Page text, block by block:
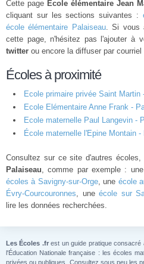
Cette page Ecole élémentaire Jean
cliquant sur les sections suivantes :
école élémentaire Palaiseau. Si vous
cette page, n'hésitez pas l'ajouter à
twitter ou encore la diffuser par
Écoles à proximité
Ecole primaire privée Saint Martin
Ecole Elémentaire Anne Frank -
Ecole maternelle Paul Langevin -
École maternelle l'Epine Montain -
Consultez sur ce site d'autres
Palaiseau, comme par exemple : une
écoles à Savigny-sur-Orge, une école
Évry-Courcouronnes, une école sur
lire les données recherchées.
Les Écoles .frest un guide pratique consacré
l'Éducation Nationale française : les écoles
privées ou publiques. Consultez sous peu les